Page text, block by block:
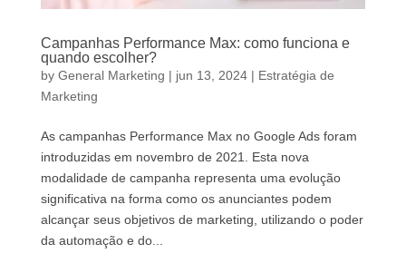
Campanhas Performance Max: como funciona e
quando escolher?
by General Marketing | jun 13, 2024| Estratégia de
Marketing
As campanhas Performance Max no Google Ads foram
introduzidas em novembro de 2021. Esta nova
modalidade de campanha representa uma evolução
significativa na forma como os anunciantes podem
alcançar seus objetivos de marketing, utilizando o poder
da automação e do...